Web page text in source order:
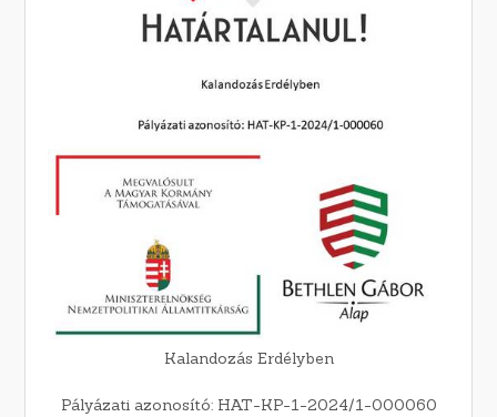
Kalandozás Erdélyben
Pályázati azonosító: HAT-KP-1-2024/1-000060